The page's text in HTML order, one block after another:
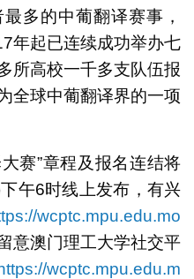
多的中葡翻译赛事，
年起已连续成功举办七
所高校一千多支队伍报
全球中葡翻译界的一项
赛”章程及报名连结将
午6时线上发布，有兴
wcptc.mpu.edu.mo
意澳门理工大学社交平
wcptc.mpu.edu.m